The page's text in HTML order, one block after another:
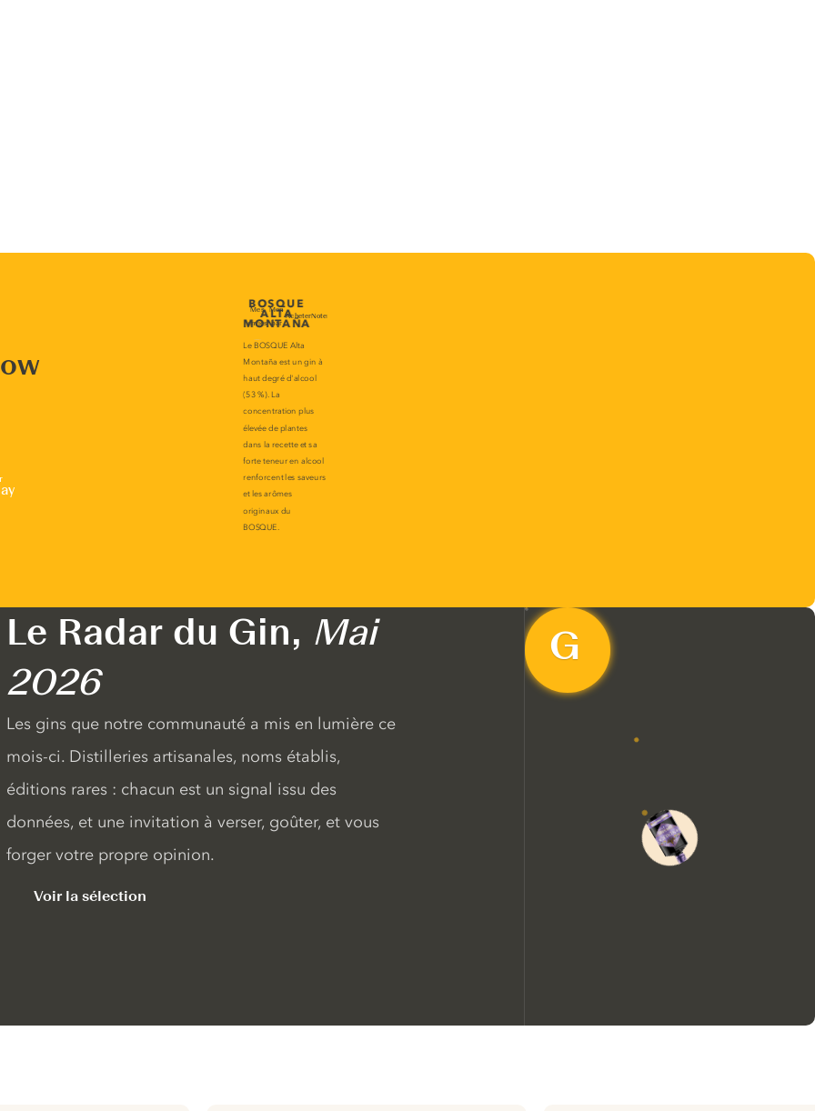
Le Radar du Gin, Mai
2026
Les gins que notre communauté a mis en lumière ce
mois-ci. Distilleries artisanales, noms établis,
éditions rares : chacun est un signal issu des
données, et une invitation à verser, goûter, et vous
forger votre propre opinion.
Voir la sélection